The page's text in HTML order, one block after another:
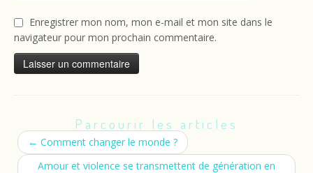
Enregistrer mon nom, mon e-mail et mon site dans le
navigateur pour mon prochain commentaire.
Parcourir les articles
← Comment changer le monde ?
Amour et violence se transmettent de génération en